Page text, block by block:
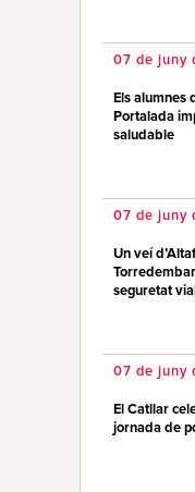
07 de juny
Els alumnes
Portalada
saludable
07 de juny
Un veí
seguretat vial
07 de juny
El Catllar
jornada de